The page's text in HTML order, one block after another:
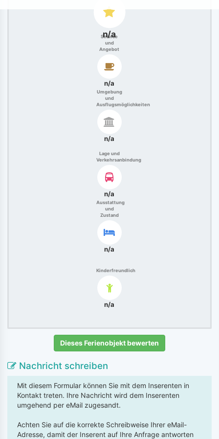
n/a
Service
und
Angebot
n/a
Umgebung
und
Ausflugsmöglichkeiten
n/a
Lage und
Verkehrsanbindung
n/a
Ausstattung
und
Zustand
n/a
Kinderfreundlich
n/a
Dieses Ferienobjekt bewerten
Nachricht schreiben
Mit diesem Formular können Sie mit dem Inserenten in
Kontakt treten. Ihre Nachricht wird dem Inserenten
umgehend per eMail zugesandt.
Achten Sie auf die korrekte Schreibweise Ihrer eMail-
Adresse, damit der Inserent auf Ihre Anfrage antworten